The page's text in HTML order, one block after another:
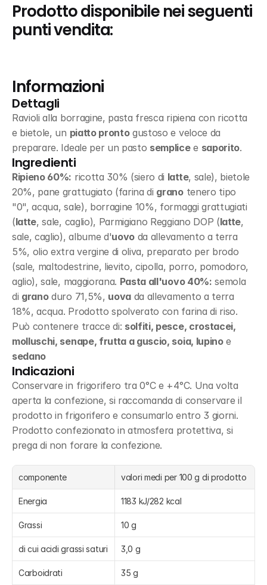
Prodotto disponibile nei seguenti
punti vendita:
Informazioni
Dettagli
Ravioli alla borragine, pasta fresca ripiena con ricotta
e bietole, un piatto pronto gustoso e veloce da
preparare. Ideale per un pasto semplice e saporito.
Ingredienti
Ripieno 60%: ricotta 30% (siero di latte, sale), bietole
20%, pane grattugiato (farina di grano tenero tipo
"0", acqua, sale), borragine 10%, formaggi grattugiati
(latte, sale, caglio), Parmigiano Reggiano DOP (latte,
sale, caglio), albume d'uovo da allevamento a terra
5%, olio extra vergine di oliva, preparato per brodo
(sale, maltodestrine, lievito, cipolla, porro, pomodoro,
aglio), sale, maggiorana. Pasta all'uovo 40%: semola
di grano duro 71,5%, uova da allevamento a terra
18%, acqua. Prodotto spolverato con farina di riso.
Può contenere tracce di: solfiti, pesce, crostacei,
molluschi, senape, frutta a guscio, soia, lupino
sedano
Indicazioni
Conservare in frigorifero tra 0°C e +4°C. Una volta
aperta la confezione, si raccomanda di conservare il
prodotto in frigorifero e consumarlo entro 3 giorni.
Prodotto confezionato in atmosfera protettiva, si
prega di non forare la confezione.
componente valori medi per 100 g di prodotto
Energia 1183 kJ/282 kcal
Grassi 10 g
di cui acidi grassi saturi 3,0 g
Carboidrati 35 g